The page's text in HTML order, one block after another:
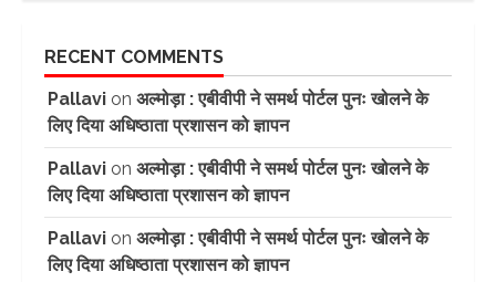
RECENT COMMENTS
Pallavi on अल्मोड़ा : एबीवीपी ने समर्थ पोर्टल पुनः खोलने के
लिए दिया अधिष्ठाता प्रशासन को ज्ञापन
Pallavi on अल्मोड़ा : एबीवीपी ने समर्थ पोर्टल पुनः खोलने के
लिए दिया अधिष्ठाता प्रशासन को ज्ञापन
Pallavi on अल्मोड़ा : एबीवीपी ने समर्थ पोर्टल पुनः खोलने के
लिए दिया अधिष्ठाता प्रशासन को ज्ञापन